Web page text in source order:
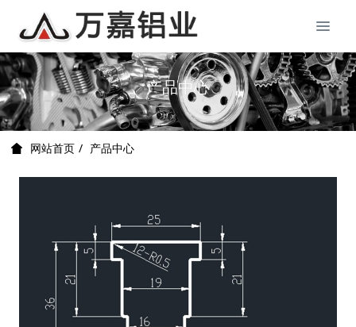
产品中心
网站首页 产品中心